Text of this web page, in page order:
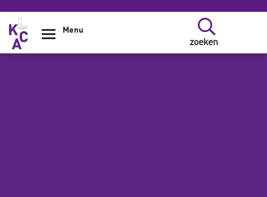
Overslaan en naar de inhoud gaan
zoeken
Menu